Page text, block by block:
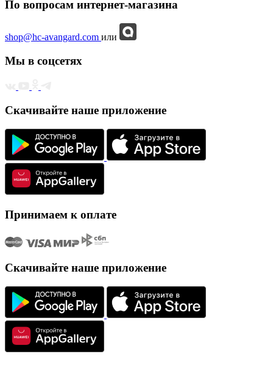
По вопросам интернет-магазина
shop@hc-avangard.com или
Мы в соцсетях
Скачивайте наше приложение
Принимаем к оплате
Скачивайте наше приложение